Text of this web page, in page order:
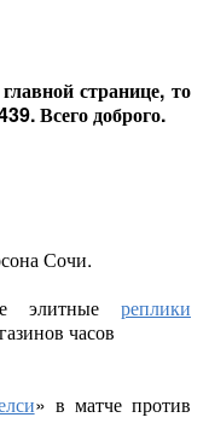
странице, то
Всего доброго.
Сочи.
элитные реплики
часов
» в матче против